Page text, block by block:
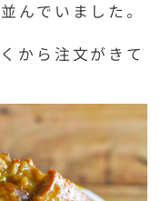
んでいました。
から注文がきて